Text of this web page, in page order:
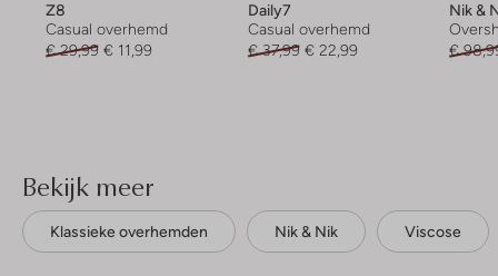
Z8
Casual overhemd
€ 29,99 € 11,99
Daily7
Casual overhemd
€ 37,99 € 22,99
Nik &
€
Bekijk meer
Klassieke overhemden Nik & Nik Viscose